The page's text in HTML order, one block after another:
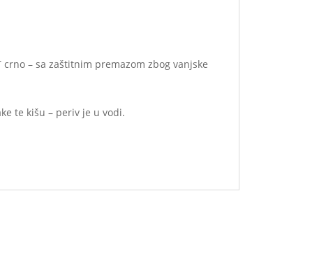
– sa zaštitnim premazom zbog vanjske
te kišu – periv je u vodi.